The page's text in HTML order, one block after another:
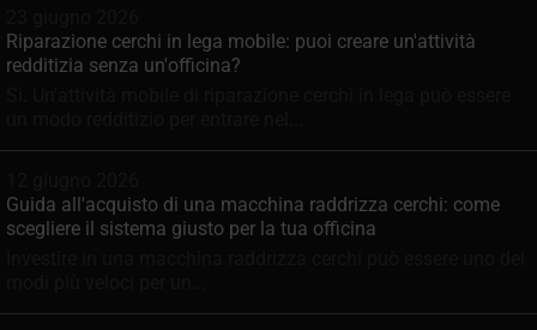
Riparazione cerchi in lega mobile: puoi creare un'attività
redditizia senza un'officina?
Guida all'acquisto di una macchina raddrizza cerchi: come
scegliere il sistema giusto per la tua officina